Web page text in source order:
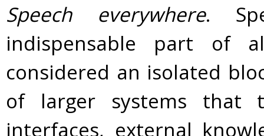
Speech everywhere.
indispensable part of
considered an isolated
of larger systems that
interfaces, external